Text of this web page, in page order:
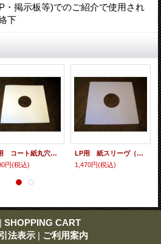
・掲示板等)でのご紹介で使用され
下
LP用 コート紙丸穴ジャケ 10枚セット
円(税込)
LP用 紙スリーヴ（レギュラー 四角の角） 10枚セット
1,470円(税込)
| SHOPPING CART
法表示 | ご利用案内